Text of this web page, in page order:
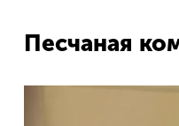
Песчаная